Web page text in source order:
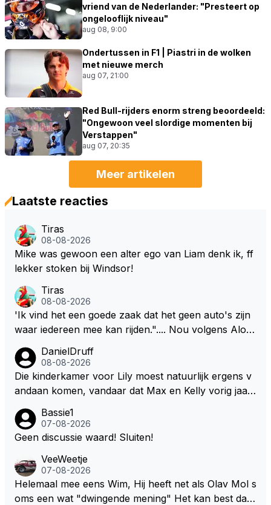
vriend van de Nederlander: "Presteert op
ongelooflijk niveau"
aug 08, 9:00
Ondertussen in F1 | Piastri in de wolken
met nieuwe merch
aug 07, 21:00
Red Bull-rijders enorm streng beoordeeld:
"Ongewoon veel slordige momenten bij
Verstappen"
aug 07, 20:35
Meer artikelen
Laatste reacties
Tiras
08-08-2026
Mike was gewoon een alter ego van Liam denk ik, ff
lekker stoken bij Windsor!
Tiras
08-08-2026
'Ik vind het een goede zaak dat het geen auto's zijn
waar iedereen mee kan rijden.".... Nou volgens Alon
ten zelfs zijn Engineer deze auto nu besturen.
DanielDruff
08-08-2026
Die kinderkamer voor Lily moest natuurlijk ergens v
andaan komen, vandaar dat Max en Kelly vorig jaar
Monaco. Naar verluid hebben ze daar zo'n 75 miljo
en euro voor af mogen tikken. Wat daarbij me nog h
ddelpers en de RTL Boulevards van deze wereld dit
uitermate belangrijke nieuws volledig hebben gemist.
Bassie1
07-08-2026
Geen discussie waard! Sluiten!
VeeWeetje
07-08-2026
Helemaal mee eens Wim, Hij heeft net als Olav Mol s
oms een wat "dwingende mening" Het kan best dat